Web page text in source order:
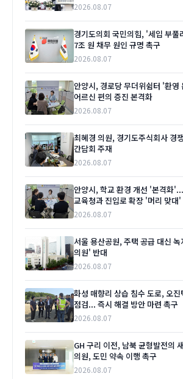
2026.08.07
경기도의회 국민의힘, '세입 부
7조 원 채무 원인 규명 촉구
2026.08.07
안양시, 경로당 무더위쉼터 '환
어르신 편의 증진 본격화
2026.08.07
최혜경 의원, 경기도주식회사 경
간담회 주재
2026.08.07
안양시, 학교 환경 개선 '본격화
교육청과 진입로 확장 '머리 맞대'
2026.08.07
서울 용산공원, 주택 공급 대신
의원' 반대
2026.08.07
화성 매향리 상습 침수 도로, 오
점검... 즉시 해결 방안 마련 촉구
2026.08.07
GH 구리 이전, 남북 균형발전의
의원, 도민 약속 이행 촉구
2026.08.07